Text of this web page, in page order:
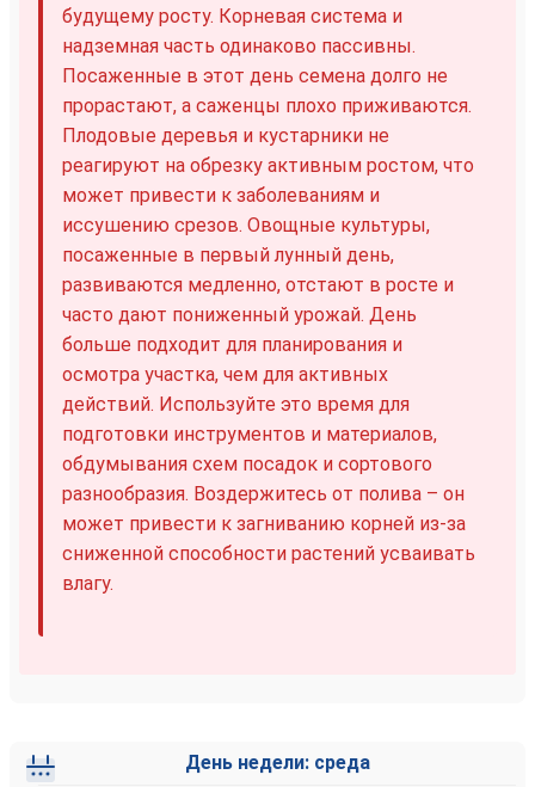
будущему росту. Корневая система и
надземная часть одинаково пассивны.
Посаженные в этот день семена долго не
прорастают, а саженцы плохо приживаются.
Плодовые деревья и кустарники не
реагируют на обрезку активным ростом, что
может привести к заболеваниям и
иссушению срезов. Овощные культуры,
посаженные в первый лунный день,
развиваются медленно, отстают в росте и
часто дают пониженный урожай. День
больше подходит для планирования и
осмотра участка, чем для активных
действий. Используйте это время для
подготовки инструментов и материалов,
обдумывания схем посадок и сортового
разнообразия. Воздержитесь от полива – он
может привести к загниванию корней из-за
сниженной способности растений усваивать
влагу.
День недели: среда